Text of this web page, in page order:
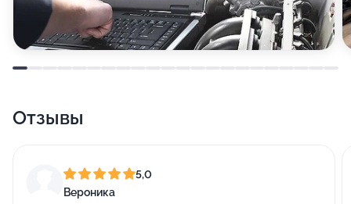
Отзывы
5,0
Вероника